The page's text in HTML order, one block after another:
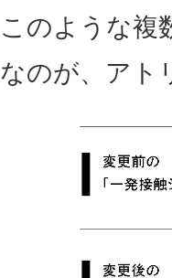
このような複
なのが、アト